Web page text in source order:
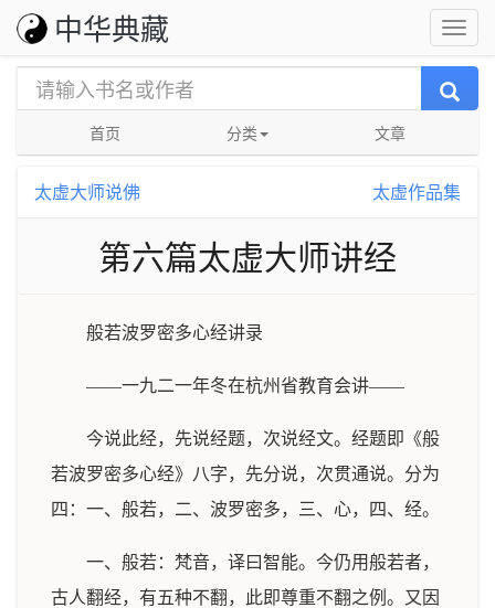
中华典藏
首页 分类 文章
太虚大师说佛 太虚作品集
第六篇太虚大师讲经
般若波罗密多心经讲录
——一九二一年冬在杭州省教育会讲——
今说此经，先说经题，次说经文。经题即《般
若波罗密多心经》八字，先分说，次贯通说。分为
四：一、般若，二、波罗密多，三、心，四、经。
一、般若：梵音，译曰智能。今仍用般若者，
古人翻经，有五种不翻，此即尊重不翻之例。又因